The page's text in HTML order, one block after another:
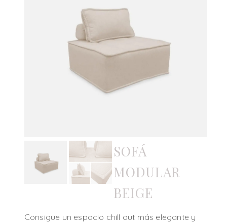
SOFÁ
MODULAR
BEIGE
Consigue un espacio chill out más elegante y